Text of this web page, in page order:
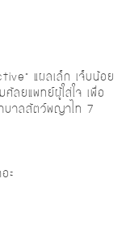
แผลเล็ก เจ็บน้อย
ลยแพทย์ผู้ใส่ใจ เพื่อ
บาลสัตว์พญาไท 7
ะ